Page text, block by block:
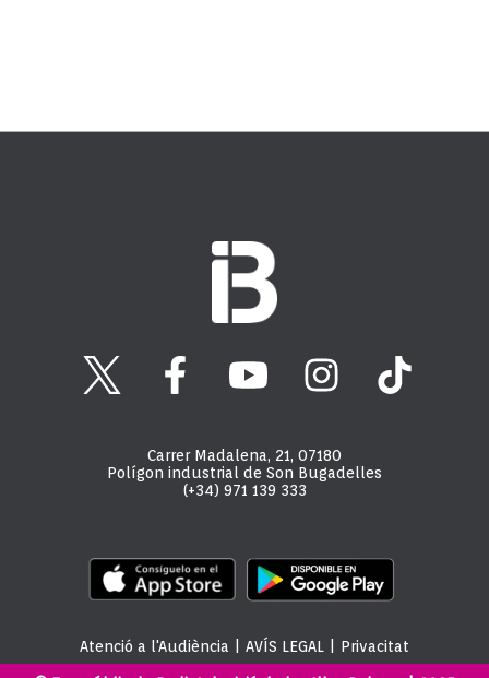
Carrer Madalena, 21, 07180
Polígon industrial de Son Bugadelles
(+34) 971 139 333
Atenció a l'Audiència AVÍS LEGAL Privacitat